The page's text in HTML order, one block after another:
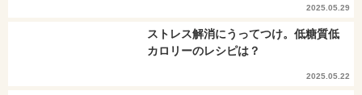
2025.05.29
ストレス解消にうってつけ。低糖質低
カロリーのレシピは？
2025.05.22